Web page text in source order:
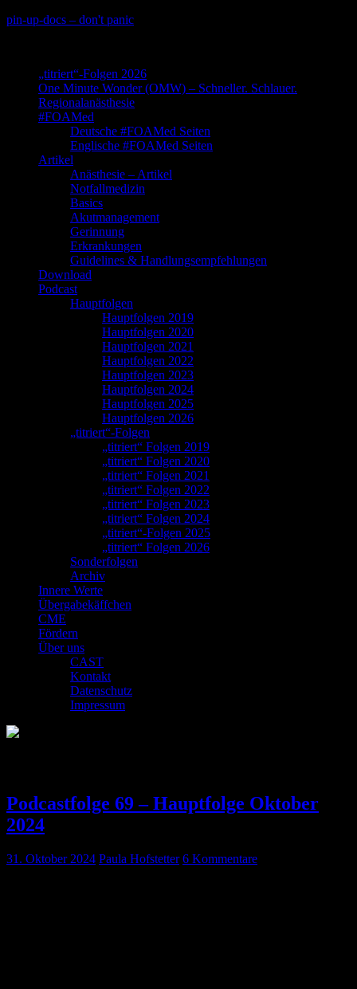
Skip
pin-up-docs – don't panic
„titriert“-Folgen 2026
One Minute Wonder (OMW) – Schneller. Schlauer.
Regionalanästhesie
#FOAMed
Deutsche #FOAMed Seiten
Englische #FOAMed Seiten
Artikel
Anästhesie – Artikel
Notfallmedizin
Basics
Akutmanagement
Gerinnung
Erkrankungen
Guidelines & Handlungsempfehlungen
Download
Podcast
Hauptfolgen
Hauptfolgen 2019
Hauptfolgen 2020
Hauptfolgen 2021
Hauptfolgen 2022
Hauptfolgen 2023
Hauptfolgen 2024
Hauptfolgen 2025
Hauptfolgen 2026
„titriert“-Folgen
„titriert“ Folgen 2019
„titriert“ Folgen 2020
„titriert“ Folgen 2021
„titriert“ Folgen 2022
„titriert“ Folgen 2023
„titriert“ Folgen 2024
„titriert“-Folgen 2025
„titriert“ Folgen 2026
Sonderfolgen
Archiv
Innere Werte
Übergabekäffchen
CME
Fördern
Über uns
CAST
Kontakt
Datenschutz
Impressum
Podcastfolge 69 – Hauptfolge Oktober
2024
31. Oktober 2024 Paula Hofstetter 6 Kommentare